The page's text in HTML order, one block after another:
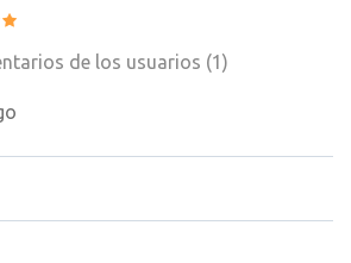
de los usuarios (1)